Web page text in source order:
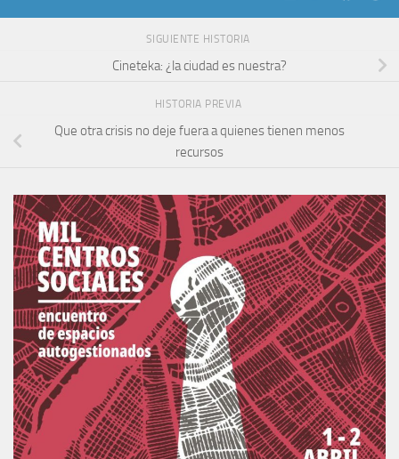
SIGUIENTE HISTORIA
Cineteka: ¿la ciudad es nuestra?
HISTORIA PREVIA
Que otra crisis no deje fuera a quienes tienen menos
recursos